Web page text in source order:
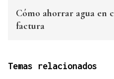
Cómo ahorrar agua en
factura
Temas relacionados